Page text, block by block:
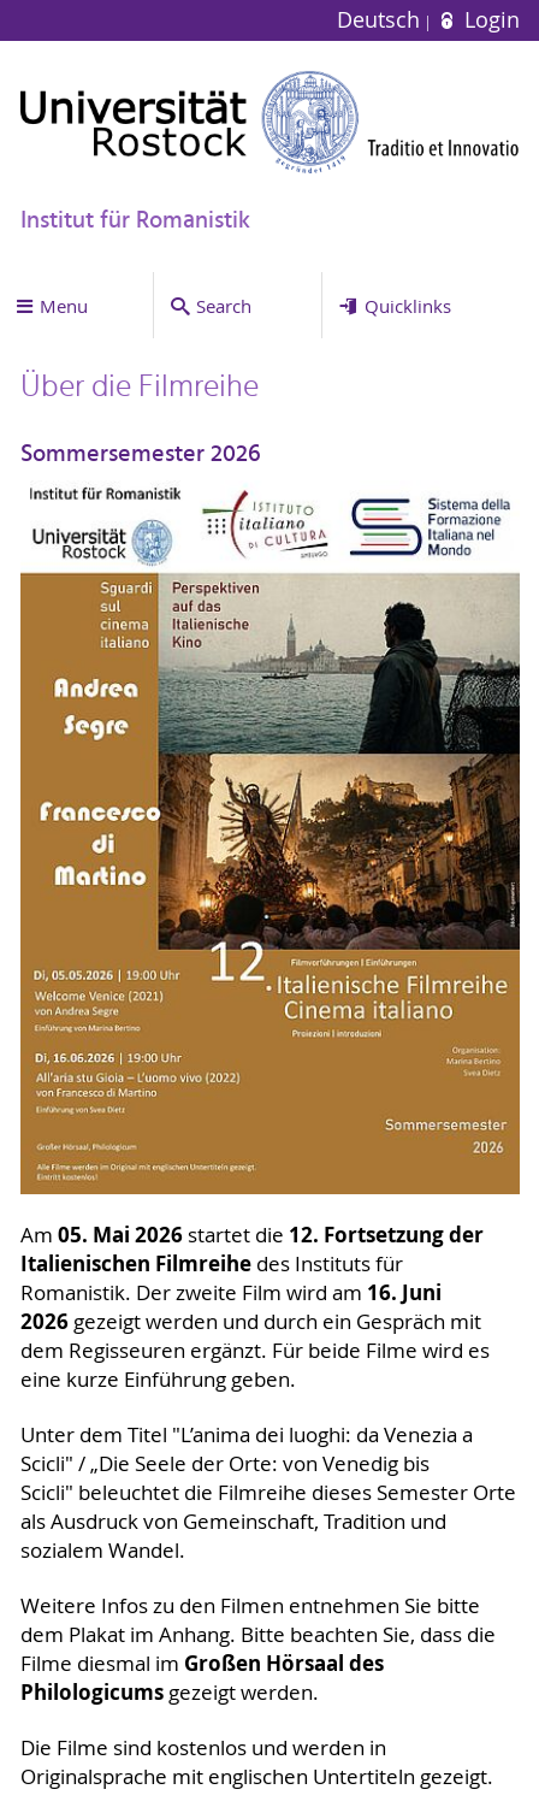
Deutsch Login
Institut für Romanistik
Menu Search Quicklinks
Über die Filmreihe
Sommersemester 2026
Am 05. Mai 2026 startet die 12. Fortsetzung der
Italienischen Filmreihedes Instituts für
Romanistik. Der zweite Film wird am 16. Juni
2026gezeigt werden und durch ein Gespräch mit
dem Regisseuren ergänzt. Für beide Filme wird es
eine kurze Einführung geben.
Unter dem Titel "L’anima dei luoghi: da Venezia a
Scicli" / „Die Seele der Orte: von Venedig bis
Scicli" beleuchtet die Filmreihe dieses Semester Orte
als Ausdruck von Gemeinschaft, Tradition und
sozialem Wandel.
Weitere Infos zu den Filmen entnehmen Sie bitte
dem Plakat im Anhang. Bitte beachten Sie, dass die
Filme diesmal im Großen Hörsaal des
Philologicumsgezeigt werden.
Die Filme sind kostenlos und werden in
Originalsprache mit englischen Untertiteln gezeigt.